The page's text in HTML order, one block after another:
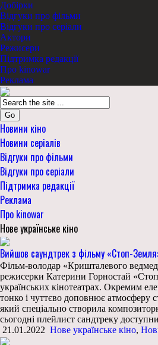
Добірки
Відгуки про фільми
Відгуки про серіали
Актори
Режисери
Підтримка редакції
Про kinowar
Реклама
Go
Новини кіно
Новини серіалів
Відгуки про фільми
Відгуки про серіали
Підтримка редакції
Реклама
Про kinowar
Нове українське кіно
Вийшов саундтрек з фільму «Стоп-
Фільм-володар «Кришталевого
режисерки Катерини Горностай
українських кінотеатрах. Окремим
тонко і чуттєво доповнює атмосферу
який спеціально створила
сьогодні плейлист сандтреку
21.01.2022 Нове українське кіно,